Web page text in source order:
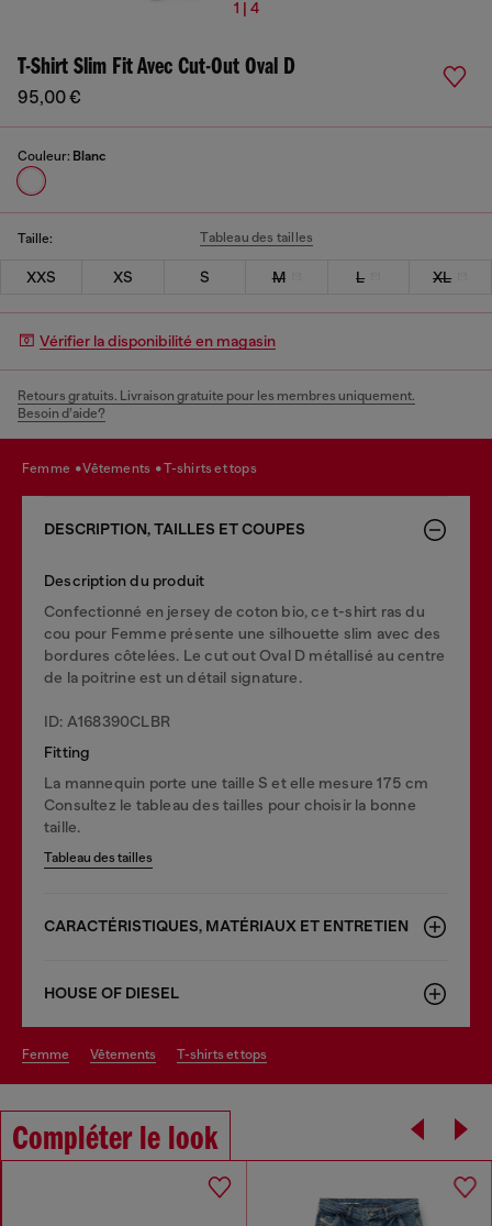
1 | 4
T-Shirt Slim Fit Avec Cut-Out Oval D
95,00 €
Couleur: Blanc
Taille: Tableau des tailles
XXS XS S M L XL
Vérifier la disponibilité en magasin
Retours gratuits. Livraison gratuite pour les membres uniquement.
Besoin d’aide?
femme vêtements t-shirts et tops
DESCRIPTION, TAILLES ET COUPES
Description du produit
Confectionné en jersey de coton bio, ce t-shirt ras du
cou pour Femme présente une silhouette slim avec des
bordures côtelées. Le cut out Oval D métallisé au centre
de la poitrine est un détail signature.
ID: A168390CLBR
Fitting
La mannequin porte une taille S et elle mesure 175 cm
Consultez le tableau des tailles pour choisir la bonne
taille.
Tableau des tailles
CARACTÉRISTIQUES, MATÉRIAUX ET ENTRETIEN
HOUSE OF DIESEL
femme vêtements t-shirts et tops
Compléter le look